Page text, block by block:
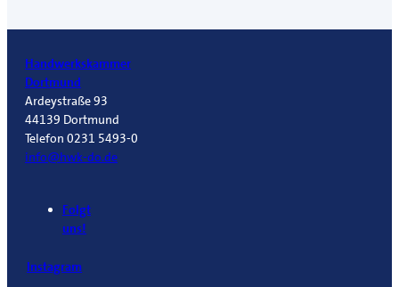
Handwerkskammer
Dortmund
Ardeystraße 93
44139 Dortmund
Telefon 0231 5493-0
info@hwk-do.de
Folgt
uns!
Instagram